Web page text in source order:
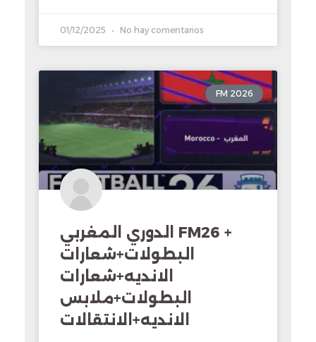
01/12/2025 No hay comentarios
FM 2026
الدوري المغربي FM26 +
البطولات+شعارات
الانديه+شعارات
البطولات+ملابس
الانديه+الانتقالات